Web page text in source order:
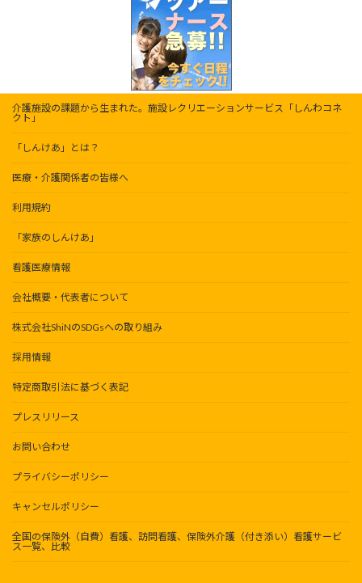
介護施設の課題から生まれた。施設レクリエーションサービス「しんわコネ
クト」
「しんけあ」とは？
医療・介護関係者の皆様へ
利用規約
「家族のしんけあ」
看護医療情報
会社概要・代表者について
株式会社ShiNのSDGsへの取り組み
採用情報
特定商取引法に基づく表記
プレスリリース
お問い合わせ
プライバシーポリシー
キャンセルポリシー
全国の保険外（自費）看護、訪問看護、保険外介護（付き添い）看護サービ
ス一覧、比較